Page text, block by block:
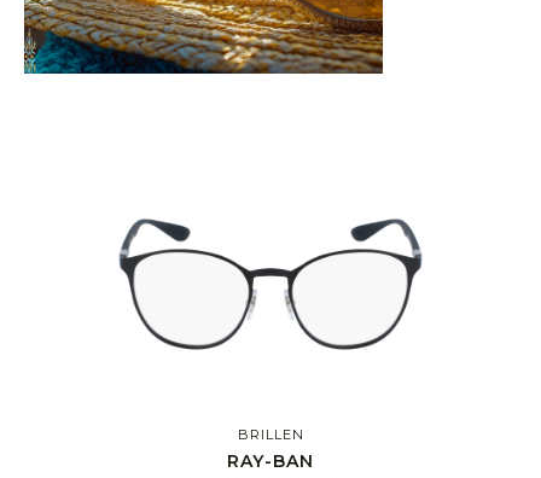
BRILLEN
RAY-BAN